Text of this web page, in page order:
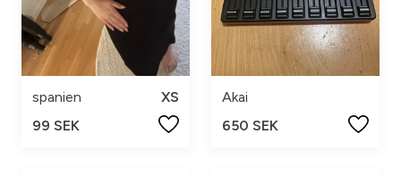
spanien
XS
99 SEK
Akai
650 SEK